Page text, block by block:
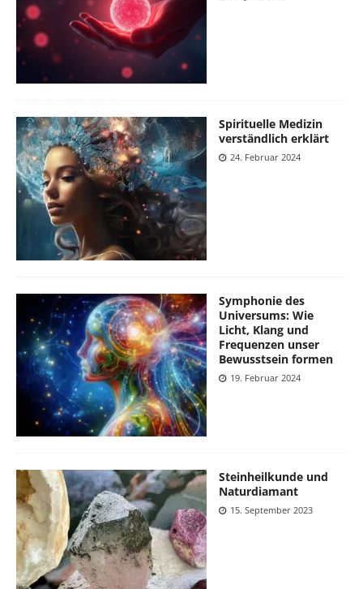
Spirituelle Medizin
verständlich erklärt
24. Februar 2024
Symphonie des
Universums: Wie
Licht, Klang und
Frequenzen unser
Bewusstsein formen
19. Februar 2024
Steinheilkunde und
Naturdiamant
15. September 2023